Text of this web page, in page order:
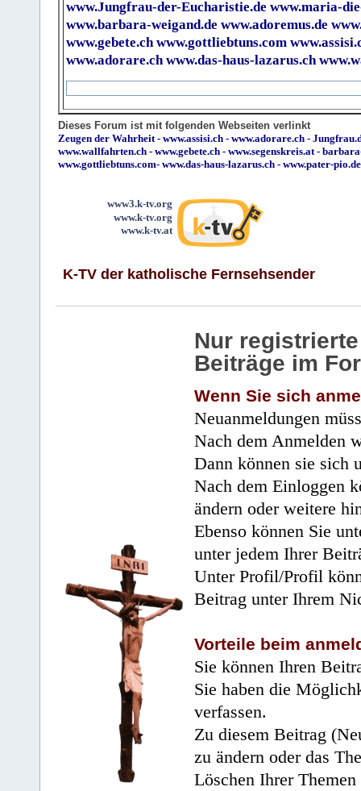
www.Jungfrau-der-Eucharistie.de www.maria-
www.barbara-weigand.de www.adoremus.de
www.gebete.ch www.gottliebtuns.com
www.adorare.ch www.das-haus-lazarus.ch
Dieses Forum ist mit folgenden Webseiten verlinkt
Zeugen der Wahrheit - www.assisi.ch - www.adorare.ch -
www.wallfahrten.ch - www.gebete.ch - www.segenskreis.at -
www.gottliebtuns.com- www.das-haus-lazarus.ch - www.pater-pio.de
www3.k-tv.org
www.k-tv.org
www.k-tv.at
K-TV der katholische Fernsehsender
Nur
Beiträge im
Wenn Sie sich
Neuanmeldungen
Nach dem Anmelden
Dann können sie sich
Nach dem Einloggen
ändern oder weitere
Ebenso können Sie
unter jedem Ihrer
Unter Profil/Profil
Beitrag unter Ihrem
Vorteile beim
Sie können Ihren
Sie haben die
verfassen.
Zu diesem Beitrag
zu ändern oder das
Löschen Ihrer